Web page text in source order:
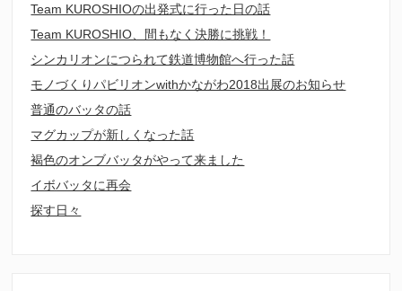
Team KUROSHIOの出発式に行った日の話
Team KUROSHIO、間もなく決勝に挑戦！
シンカリオンにつられて鉄道博物館へ行った話
モノづくりパビリオンwithかながわ2018出展のお知らせ
普通のバッタの話
マグカップが新しくなった話
褐色のオンブバッタがやって来ました
イボバッタに再会
探す日々